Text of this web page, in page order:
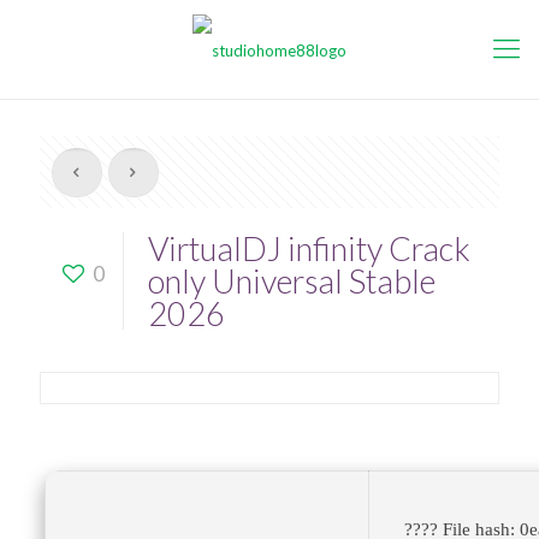
0
VirtualDJ infinity Crack
only Universal Stable
2026
???? File hash: